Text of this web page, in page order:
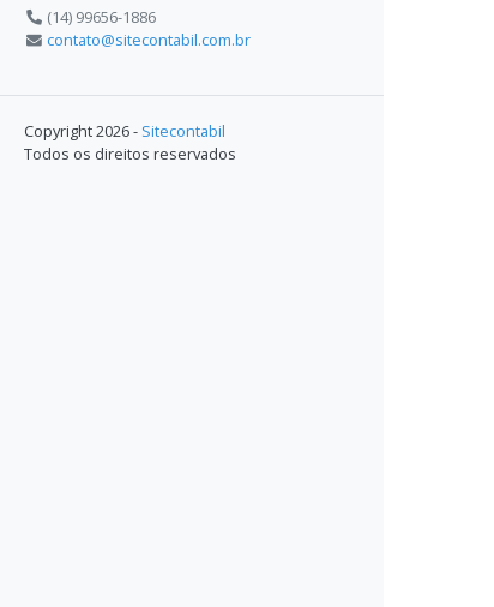
(14) 99656-1886
contato@sitecontabil.com.br
Copyright 2026 - Sitecontabil
Todos os direitos reservados